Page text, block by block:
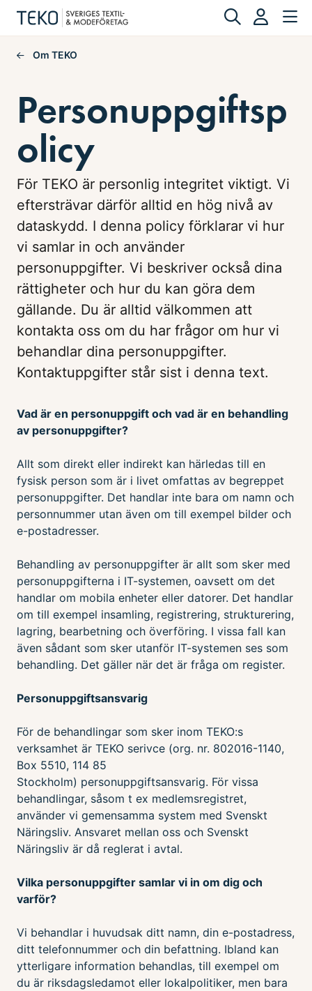
Om TEKO
Personuppgiftsp
olicy
För TEKO är personlig integritet viktigt. Vi
eftersträvar därför alltid en hög nivå av
dataskydd. I denna policy förklarar vi hur
vi samlar in och använder
personuppgifter. Vi beskriver också dina
rättigheter och hur du kan göra dem
gällande. Du är alltid välkommen att
kontakta oss om du har frågor om hur vi
behandlar dina personuppgifter.
Kontaktuppgifter står sist i denna text.
Vad är en personuppgift och vad är en behandling
av personuppgifter?
Allt som direkt eller indirekt kan härledas till en
fysisk person som är i livet omfattas av begreppet
personuppgifter. Det handlar inte bara om namn och
personnummer utan även om till exempel bilder och
e-postadresser.
Behandling av personuppgifter är allt som sker med
personuppgifterna i IT-systemen, oavsett om det
handlar om mobila enheter eller datorer. Det handlar
om till exempel insamling, registrering, strukturering,
lagring, bearbetning och överföring. I vissa fall kan
även sådant som sker utanför IT-systemen ses som
behandling. Det gäller när det är fråga om register.
Personuppgiftsansvarig
För de behandlingar som sker inom TEKO:s
verksamhet är TEKO serivce (org. nr. 802016-1140,
Box 5510, 114 85
Stockholm) personuppgiftsansvarig. För vissa
behandlingar, såsom t ex medlemsregistret,
använder vi gemensamma system med Svenskt
Näringsliv. Ansvaret mellan oss och Svenskt
Näringsliv är då reglerat i avtal.
Vilka personuppgifter samlar vi in om dig och
varför?
Vi behandlar i huvudsak ditt namn, din e-postadress,
ditt telefonnummer och din befattning. Ibland kan
ytterligare information behandlas, till exempel om
du är riksdagsledamot eller lokalpolitiker, men bara